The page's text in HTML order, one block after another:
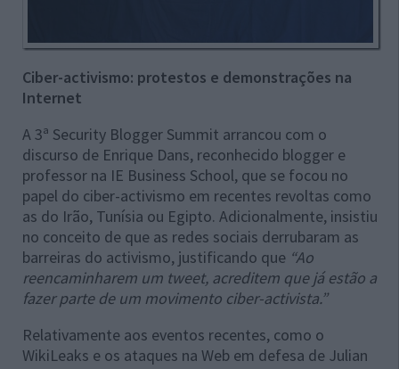
Ciber-activismo: protestos e demonstrações na
Internet
A 3ª Security Blogger Summit arrancou com o
discurso de Enrique Dans, reconhecido blogger e
professor na IE Business School, que se focou no
papel do ciber-activismo em recentes revoltas como
as do Irão, Tunísia ou Egipto. Adicionalmente, insistiu
no conceito de que as redes sociais derrubaram as
barreiras do activismo, justificando que “Ao
reencaminharem um tweet, acreditem que já estão a
fazer parte de um movimento ciber-activista.”
Relativamente aos eventos recentes, como o
WikiLeaks e os ataques na Web em defesa de Julian